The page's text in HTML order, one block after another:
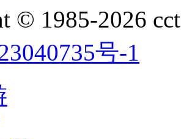
© 1985-2026
号-1